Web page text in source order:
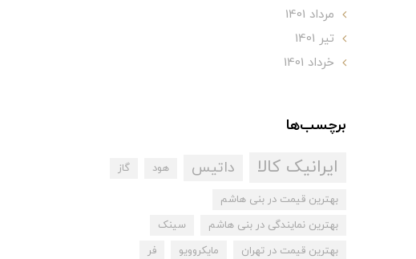
مرداد 1401
تير 1401
خرداد 1401
برچسب‌ها
ایرانیک کالا داتیس هود گاز
بهترین قیمت در بنی هاشم
بهترین نمایندگی در بنی هاشم
سینک
بهترین قیمت در تهران
مایکروویو فر